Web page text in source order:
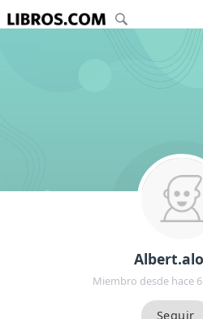
Miembro desde hace